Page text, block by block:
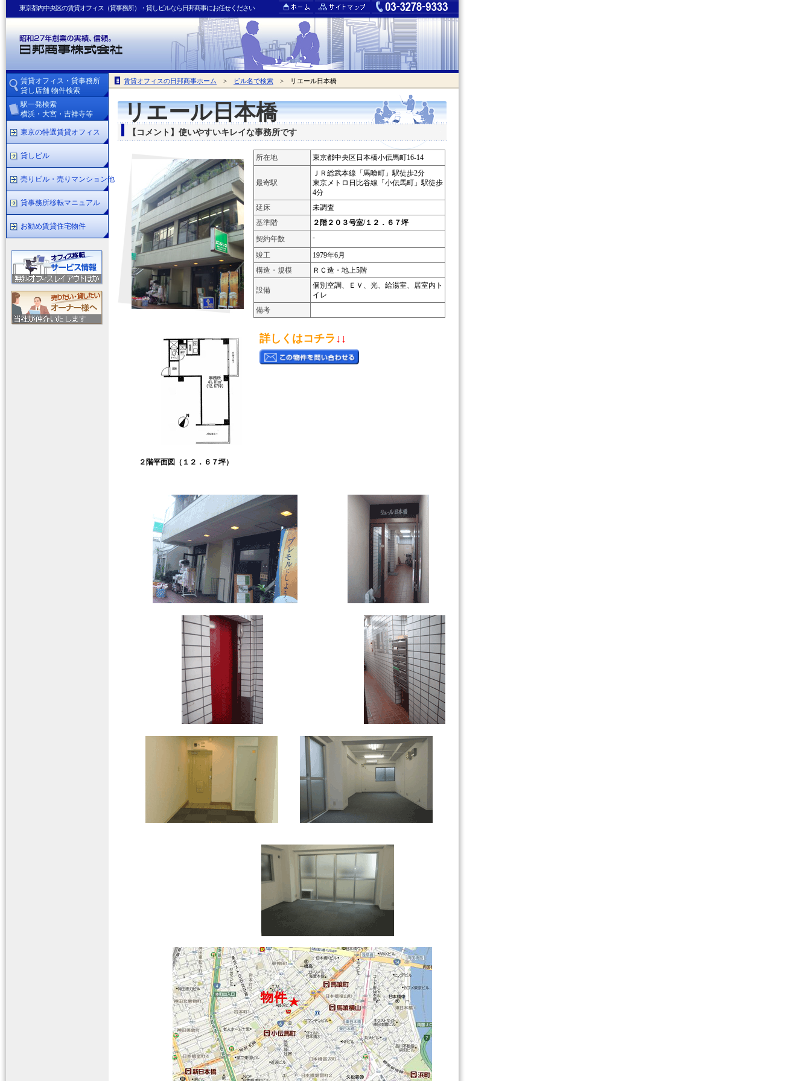
東京都内中央区の賃貸オフィス（貸事務所）・貸しビルなら日邦商事にお任せください
賃貸オフィスの日邦商事ホーム > ビル名で検索 > リエール日本橋
リエール日本橋
【コメント】使いやすいキレイな事務所です
２階平面図（１２．６７坪）
所在地 東京都中央区日本橋小伝馬町16-14
最寄駅
ＪＲ総武本線「馬喰町」駅徒歩2分
東京メトロ日比谷線「小伝馬町」駅徒歩
4分
延床
未調査
基準階
２階２０３号室/１２．６７坪
契約年数
-
竣工
1979年6月
構造・規模
ＲＣ造・地上5階
設備
個別空調、ＥＶ、光、給湯室、居室内ト
イレ
備考
詳しくはコチラ ↓↓
賃貸オフィス・貸事務所
貸し店舗 物件検索
駅一発検索
横浜・大宮・吉祥寺等
東京の特選賃貸オフィス
貸しビル
売りビル・売りマンション他
貸事務所移転マニュアル
お勧め賃貸住宅物件